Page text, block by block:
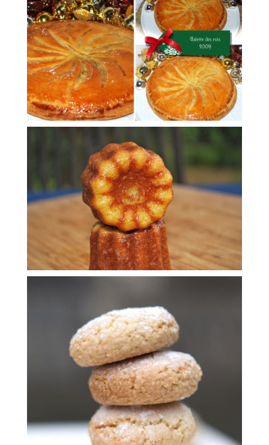
Galette des rois aux pommes et
noisettes
Cannelés
Croustillants à l'extérieur, et moelleux à l'intérieur, c'est
un vrai bonheur!! d’après une recette de Thierry Marx
Amaretti
Ingrédients 200 gr d’amandes en poudre 150 gr de